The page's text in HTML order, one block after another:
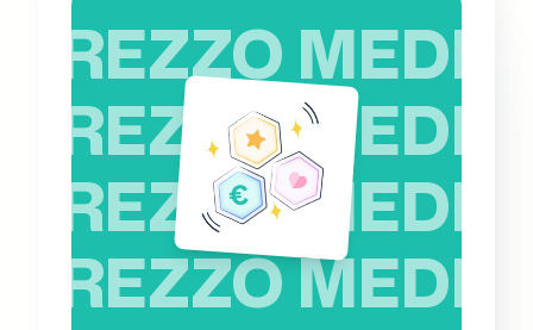
PREZZO MEDIO
PREZZO MEDIO
PREZZO MEDIO
PREZZO MEDIO